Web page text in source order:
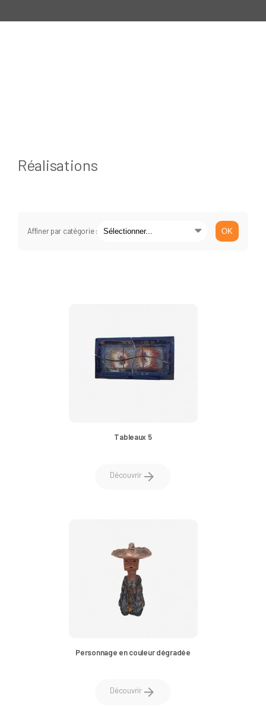
Réalisations
Affiner par catégorie :
Tableaux 5
Découvrirarrow_forward
Personnage en couleur dégradée
Découvrirarrow_forward